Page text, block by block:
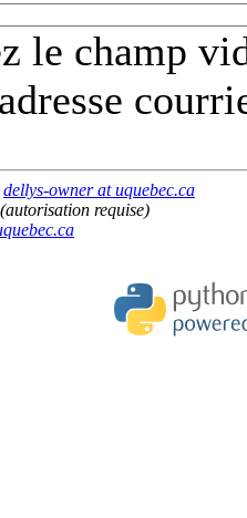
le champ
dellys-owner at uquebec.ca
(autorisation requise)